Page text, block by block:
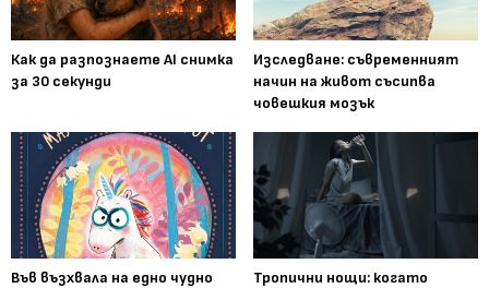
Как да разпознаете AI снимка
за 30 секунди
Изследване: съвременният
начин на живот съсипва
човешкия мозък
Във възхвала на едно чудно
Тропични нощи: когато